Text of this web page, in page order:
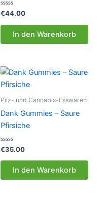
Bewertet
0
€44.00
In den Warenkorb
Pilz- und Cannabis-Esswaren
Dank Gummies – Saure
Pfirsiche
Bewertet
mit
0
€35.00
In den Warenkorb